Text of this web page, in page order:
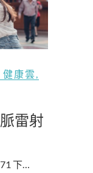
健康雲,
雷射
下…